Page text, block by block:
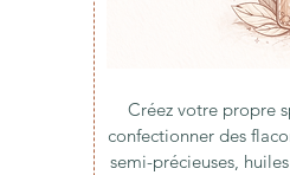
Créez votre propre
confectionner des
semi-précieuses,